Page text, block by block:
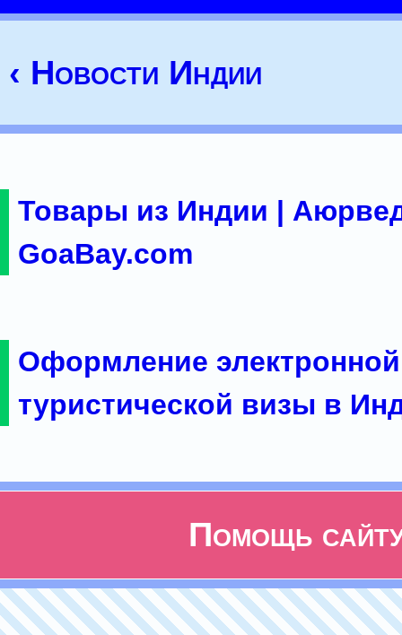
‹ Новости Индии
Товары из Индии |
GoaBay.com
Оформление электронной
туристической визы в
Помощь